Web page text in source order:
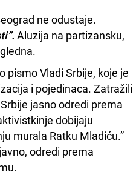
ne odustaje.
Aluzija na partizansku,
pismo Vladi Srbije, koje je
i pojedinaca. Zatražili
jasno odredi prema
dobijaju
murala Ratku Mladiću.”
odredi prema